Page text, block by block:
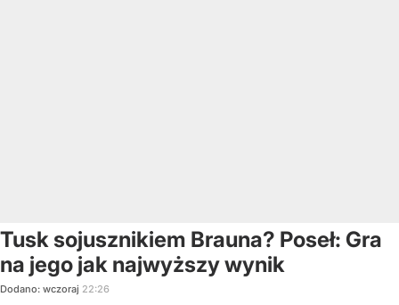
Tusk sojusznikiem Brauna? Poseł: Gra
na jego jak najwyższy wynik
Dodano: wczoraj 22:26